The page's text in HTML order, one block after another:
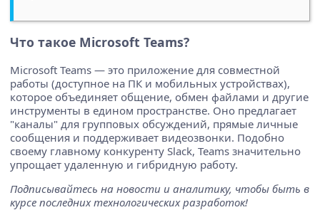
Что такое Microsoft Teams?
Microsoft Teams — это приложение для совместной
работы (доступное на ПК и мобильных устройствах),
которое объединяет общение, обмен файлами и другие
инструменты в едином пространстве. Оно предлагает
"каналы" для групповых обсуждений, прямые личные
сообщения и поддерживает видеозвонки. Подобно
своему главному конкуренту Slack, Teams значительно
упрощает удаленную и гибридную работу.
Подписывайтесь на новости и аналитику, чтобы быть в
курсе последних технологических разработок!